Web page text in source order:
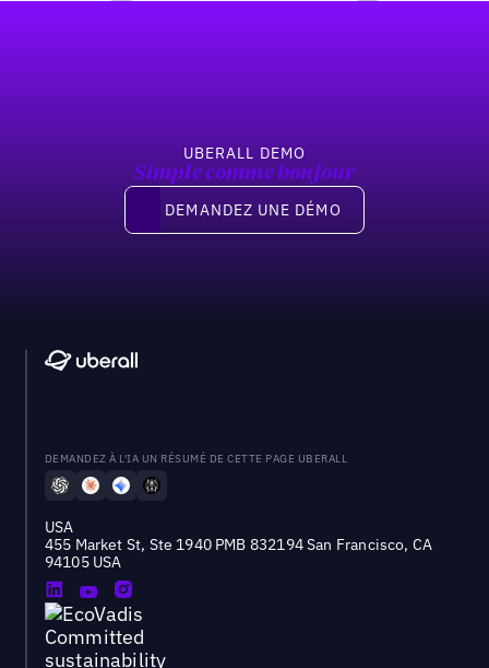
UBERALL DEMO
Simple comme bonjour
Demandez une démo
DEMANDEZ UNE DÉMO
DEMANDEZ À L'IA UN RÉSUMÉ DE CETTE PAGE UBERALL
USA
455 Market St, Ste 1940 PMB 832194 San Francisco, CA
94105 USA